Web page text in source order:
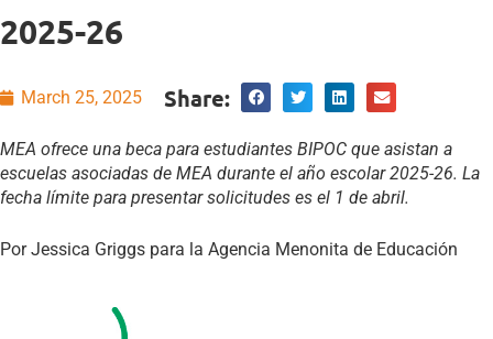
2025-26
March 25, 2025 Share:
MEA ofrece una beca para estudiantes BIPOC que asistan a
escuelas asociadas de MEA durante el año escolar 2025-26. La
fecha límite para presentar solicitudes es el 1 de abril.
Por Jessica Griggs para la Agencia Menonita de Educación